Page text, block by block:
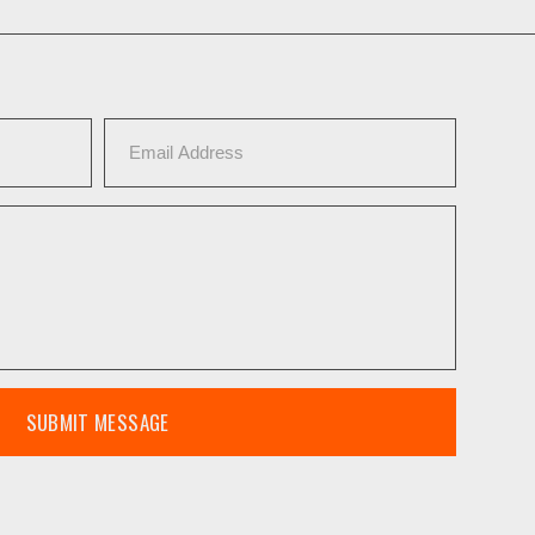
SUBMIT MESSAGE